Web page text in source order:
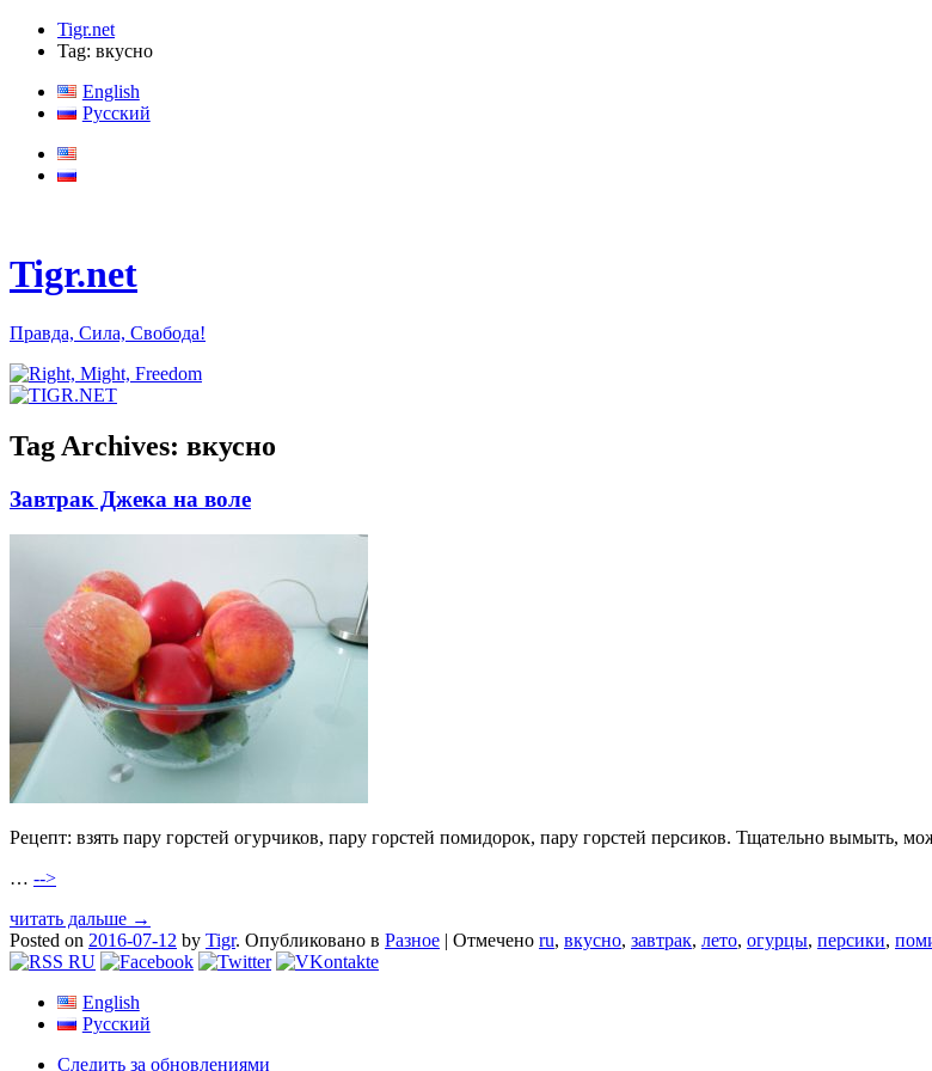
Tigr.net
Tag: вкусно
English
Русский
Tigr.net
Правда, Сила, Свобода!
Tag Archives: вкусно
Завтрак Джека на воле
Рецепт: взять пару горстей огурчиков, пару горстей помидорок, пару горстей персиков. Тщательно вымыть,
… -->
читать дальше →
Posted on 2016-07-12 by Tigr. Опубликовано в Разное | Отмечено ru, вкусно, завтрак, лето, огурцы, персики,
English
Русский
Следить за обновлениями